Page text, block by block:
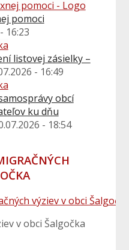
pomoci
16:23
listovej zásielky –
- 16:49
obcí
ku dňu
- 18:54
v obci Šalgočka